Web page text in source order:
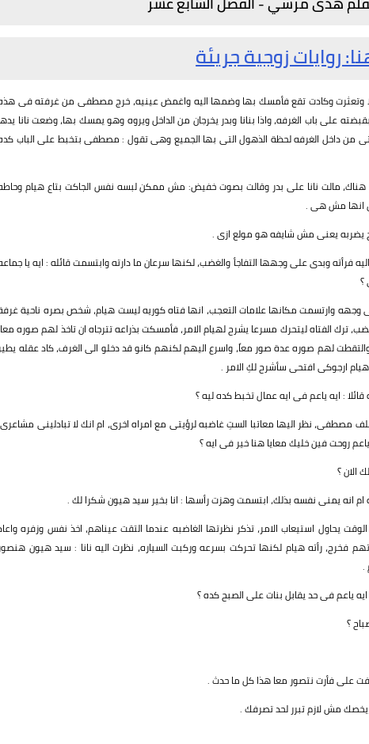
روايات زوجية جريئة
الا وتعثرت وكادت تقع فأمسك بها وضمها اليه واغمض عينيه، خرج مصطفى من غرفته فى
على باب الغرفه، واذا بنانا وبدر يخرجان من الداخل ويروه وهو يمسك بها، وضعت نانا
من داخل الغرفه لحظة الذهول التى بها الجميع وهى تقول : مصطفى بتخبط على الباب
هناك، مالت نانا على بدر وقالت بصوت خفيض: مش ممكن لبسه نفس الجاكت بتاع هيام
انها مش هى .
يعنى مش شايفه هو مولع ازى .
فرأته وبدى على وجهها التفاجأ والغضب، لكنها سرعان ما دارته وابتسمت قائله : ايه يا
؟
وارتسمت مكانها علامات التعجب، انها فتاه كوريه ليست هيام، شخص بصره ناحية
ترك الفتاه ليتحرك مسرعا يشرح لهيام الامر، فأمسكت بذراعه تترجاه ان تاخذ لهم صوره
لهم صوره عدة صور معاً، واسرع اليهم لكنهم كانو قد دخلو الى الغرف، كاد عقله
ارجوكى افتحى سأشرح لكِ الامر .
: ايه ياعم فى ايه عمال تخبط كده ليه ؟
نظر اليها معاتبا الستِ غاضبه لرؤيتى مع امراه اخرى، ام انك لا تبادلينى
روحت فين خليك معايا هنا خير فى ايه ؟
الان ؟
انه يمنى نفسه بذلك، ابتسمت وهزت رأسها : انا بخير سيد هيون شكرا لك .
يحاول استيعاب الامر، تذكر نظرتها الغاضبه عندما التقت عيناهم، اخذ نفس وزفره
فخرج، رأته هيام لكنها تحركت بسرعه وركبت السياره، نظرت اليه نانا : سيد هيون
.
ياعم فى حد يقابل بنات على الصبح كده ؟
؟
على فأرت نتصور معا هذا كل ما حدث .
مش لازم تبرر لحد تصرفك .